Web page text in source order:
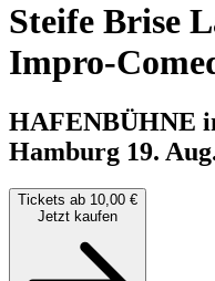
Steife Brise
Impro-
HAFENBÜHNE
Hamburg 19.
Tickets ab 10,00 €
Jetzt kaufen